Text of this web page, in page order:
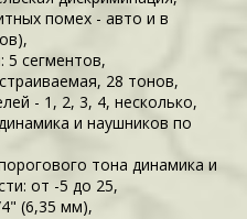
помех - авто и в
5 сегментов,
28 тонов,
- 1, 2, 3, 4, несколько,
и наушников по
тона динамика и
от -5 до 25,
(6,35 мм),